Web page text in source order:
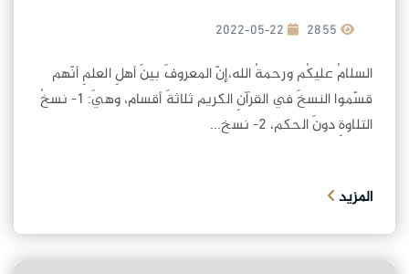
2022-05-22
السلامُ عليكُم ورحمةُ الله،إنّ المعروفَ بينَ أهلِ العلمِ أنّهم
قسّموا النسخَ في القرآنِ الكريم ثلاثةَ أقسام، وهيَ: 1- نسخُ
التلاوةِ دونَ الحكم، 2- نسخ...
المزيد